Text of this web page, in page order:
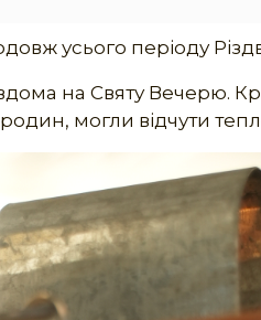
усього періоду
на Святу Вечерю.
могли відчути